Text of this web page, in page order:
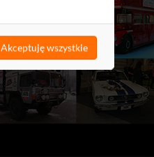
Akceptuję wszystkie